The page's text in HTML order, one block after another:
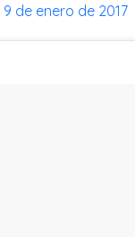
9 de enero de 2017